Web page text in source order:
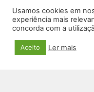
Usamos cookies em
experiência mais
concorda com a
Aceito Ler mais